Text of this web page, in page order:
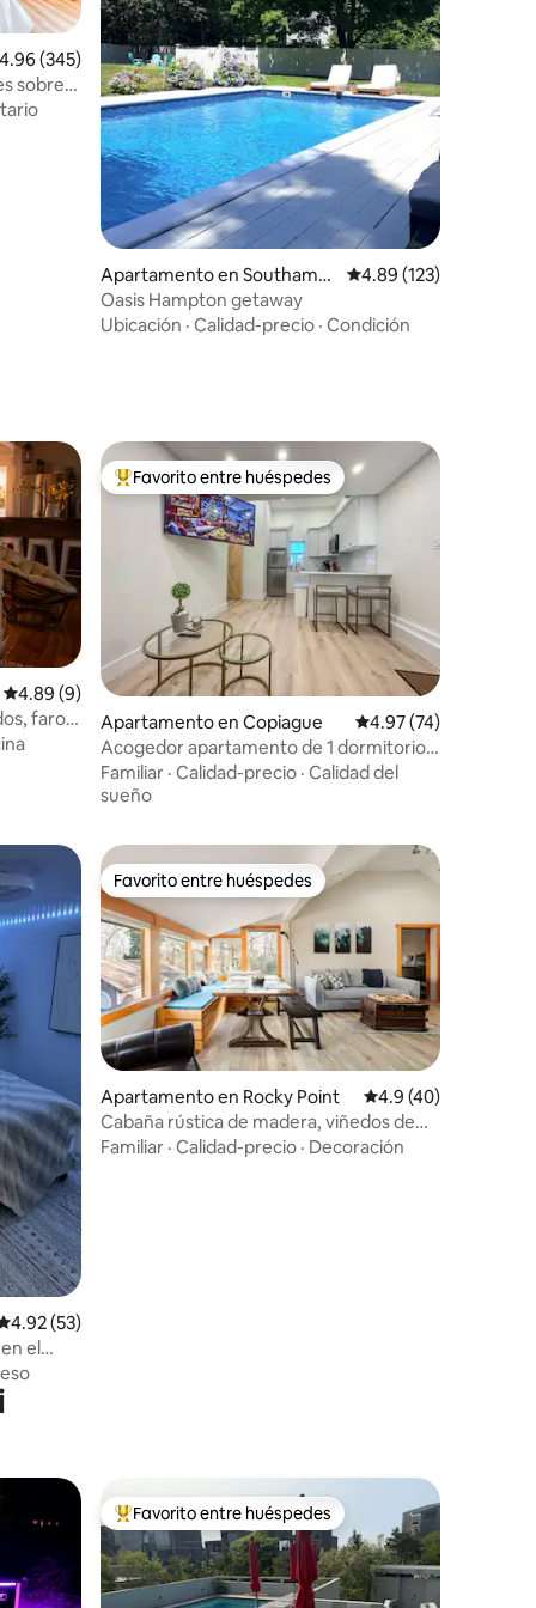
promedio: 4.96 de 5, 345 reseñas
4.96 (345)
sobre
Apartamento en Southampt
on
Calificación promedio:
4.89 (123)
Oasis Hampton getaway
Ubicación · Calidad-precio · Condición
Calificación promedio: 4.89 de 5, 9 reseñas
4.89 (9)
faro
Favorito entre huéspedes preferido
Favorito entre huéspedes
Apartamento en Copiague Calificación
4.97 (74)
Acogedor apartamento de 1 dormitorio
en Long Island cerca de las playas
Familiar · Calidad-precio · Calidad del
sueño
promedio: 4.92 de 5, 53 reseñas
4.92 (53)
el
Favorito entre huéspedes
Favorito entre huéspedes
Apartamento en Rocky Point Calificación
4.9 (40)
Cabaña rústica de madera, viñedos de
Long Island
Familiar · Calidad-precio · Decoración
Favorito entre huéspedes preferido
Favorito entre huéspedes